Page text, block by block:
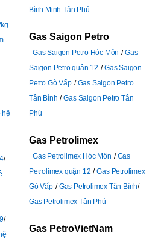
hệ
Bình Minh Tân Phú
Gas Saigon Petro
Gas Saigon Petro Hóc Môn
Gas
Saigon Petro quận 12
Gas Saigon
Petro Gò Vấp
Gas Saigon Petro
Tân Bình
Gas Saigon Petro Tân
Phú
Gas Petrolimex
Gas Petrolimex Hóc Môn
Gas
Petrolimex quận 12
Gas Petrolimex
Gò Vấp
Gas Petrolimex Tân Bình
Gas Petrolimex Tân Phú
Gas PetroVietNam